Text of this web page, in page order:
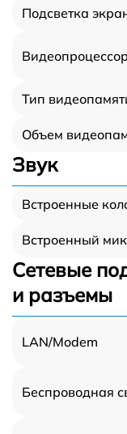
Подсветка
Видеопроцессор
Тип
Объем
Звук
Встроенные
Встроенный
Сетевые
и разъемы
LAN/Modem
Беспроводная